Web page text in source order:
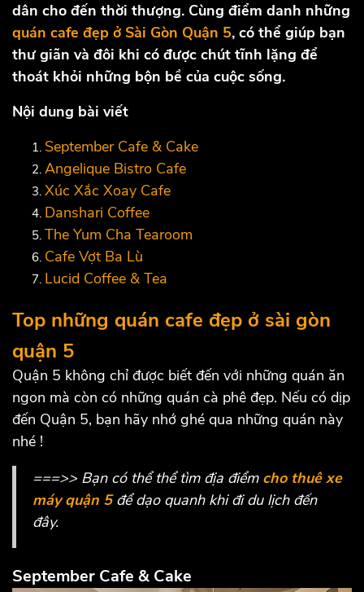
dân cho đến thời thượng. Cùng điểm danh những
quán cafe đẹp ở Sài Gòn Quận 5, có thể giúp bạn
thư giãn và đôi khi có được chút tĩnh lặng để
thoát khỏi những bộn bề của cuộc sống.
Nội dung bài viết
September Cafe & Cake
Angelique Bistro Cafe
Xúc Xắc Xoay Cafe
Danshari Coffee
The Yum Cha Tearoom
Cafe Vợt Ba Lù
Lucid Coffee & Tea
Top những quán cafe đẹp ở sài gòn
quận 5
Quận 5 không chỉ được biết đến với những quán ăn
ngon mà còn có những quán cà phê đẹp. Nếu có dịp
đến Quận 5, bạn hãy nhớ ghé qua những quán này
nhé !
===>> Bạn có thể thể tìm địa điểm cho thuê xe
máy quận 5để dạo quanh khi đi du lịch đến
đây.
September Cafe & Cake